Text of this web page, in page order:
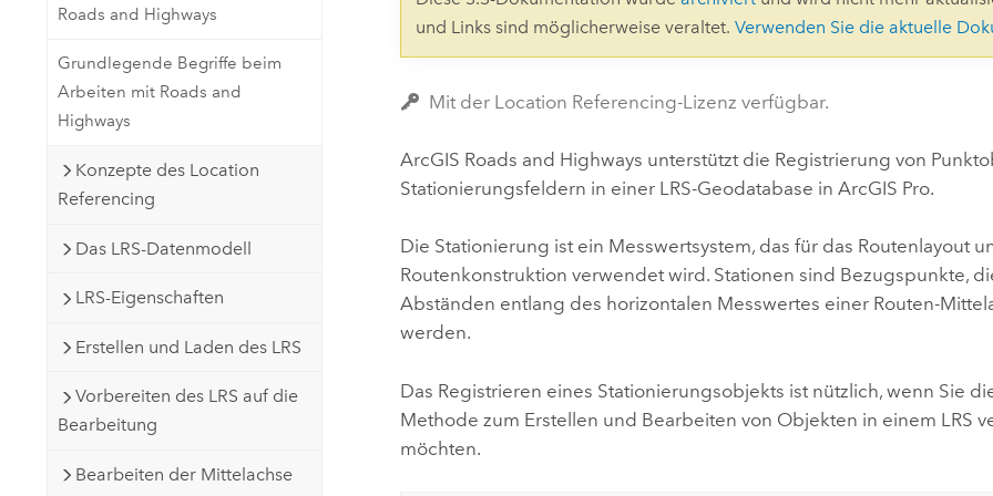
Erstellen Sie Anwendungen für
die Kartenerstellung und
Natürliche Ressourcen
Alle Branchen Alle Storys
Roads and Highways
Grundlegende Begriffe beim
Arbeiten mit Roads and
Highways
Konzepte des Location
Referencing
Das LRS-Datenmodell
LRS-Eigenschaften
Erstellen und Laden des LRS
Vorbereiten des LRS auf die
Bearbeitung
Bearbeiten der Mittelachse
und Links sind möglicherweise veraltet.Verwenden Sie die aktuelle
Mit der Location Referencing-Lizenz verfügbar.
ArcGIS Roads and Highways unterstützt die Registrierung von
Stationierungsfeldern in einer LRS-Geodatabase inArcGIS Pro.
Die Stationierung ist ein Messwertsystem, das für das Routenlayout
Routenkonstruktion verwendet wird. Stationen sind Bezugspunkte,
Abständen entlang des horizontalen Messwertes einer Routen-
werden.
Das Registrieren eines Stationierungsobjekts ist nützlich, wenn Sie
Methode zum Erstellen und Bearbeiten von Objekten in einem LRS
möchten.